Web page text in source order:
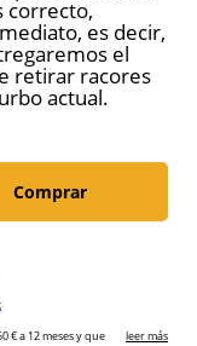
correcto,
es decir,
el
retirar racores
actual.
Comprar